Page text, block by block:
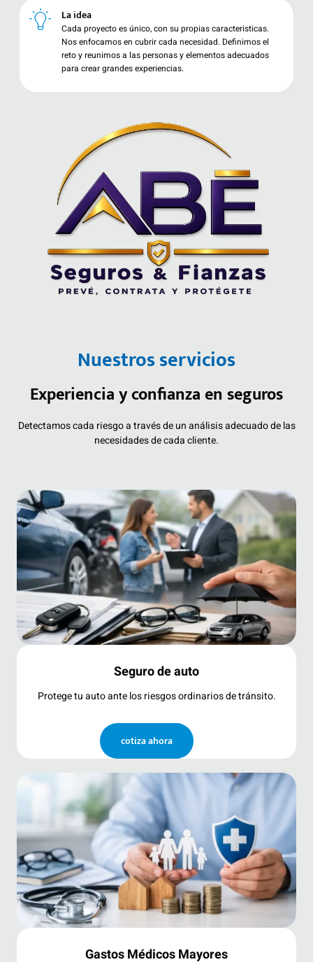
La idea
Cada proyecto es único, con su propias caracteristicas.
Nos enfocamos en cubrir cada necesidad. Definimos el
reto y reunimos a las personas y elementos adecuados
para crear grandes experiencias.
Nuestros servicios
Experiencia y confianza en seguros
Detectamos cada riesgo a través de un análisis adecuado de las
necesidades de cada cliente.
Seguro de auto
Protege tu auto ante los riesgos ordinarios de tránsito.
cotiza ahora
Gastos Médicos Mayores